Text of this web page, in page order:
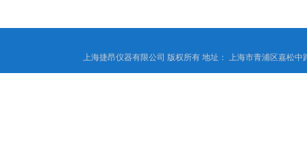
上海捷昂仪器有限公司 版权所有 地址： 上海市青浦区嘉松中